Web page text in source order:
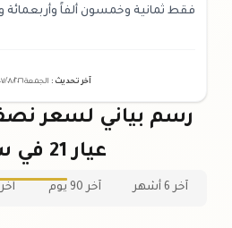
فقط ثمانية وخمسون ألفاً وأربعمائة
آخر تحديث : الجمعة ٠٧ /٠٨/٢٠٢٦ -
رسم بياني لسعر
عيار 21 في سوريا
آخر 6 أشهر آخر 90 يوم آخر 30 يوم